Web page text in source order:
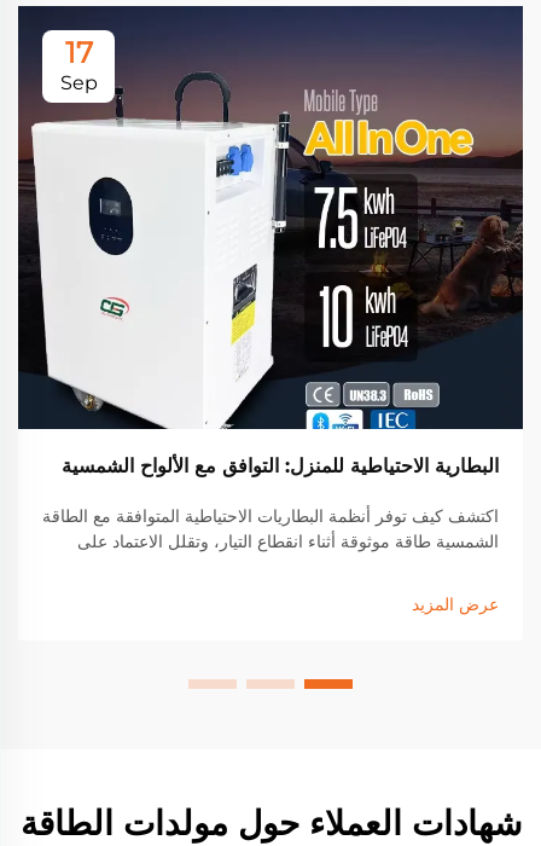
17
Sep
البطارية الاحتياطية للمنزل: التوافق مع الألواح الشمسية
اكتشف كيف توفر أنظمة البطاريات الاحتياطية المتوافقة مع الطاقة
الشمسية طاقة موثوقة أثناء انقطاع التيار، وتقلل الاعتماد على
من فاتورة الكهرباء. تعرف على التوافق والادخار والقابلية للتوسيع.
اجعل طاقة منزلك قوية اليوم.
عرض المزيد
شهادات العملاء حول مولدات الطاقة